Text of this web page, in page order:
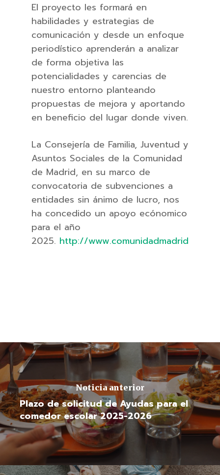
El proyecto les formará en
habilidades y estrategias de
comunicación y desde un enfoque
periodístico aprenderán a analizar
de forma objetiva las
potencialidades y carencias de
nuestro entorno planteando
propuestas de mejora y aportando
en beneficio del lugar donde viven.
La Consejería de Familia, Juventud y
Asuntos Sociales de la Comunidad
de Madrid, en su marco de
convocatoria de subvenciones a
entidades sin ánimo de lucro, nos
ha concedido un apoyo ecónomico
para el año
2025. http://www.comunidadmadrid
Noticia anterior
Plazo de solicitud de Ayudas para el
comedor escolar 2025-2026